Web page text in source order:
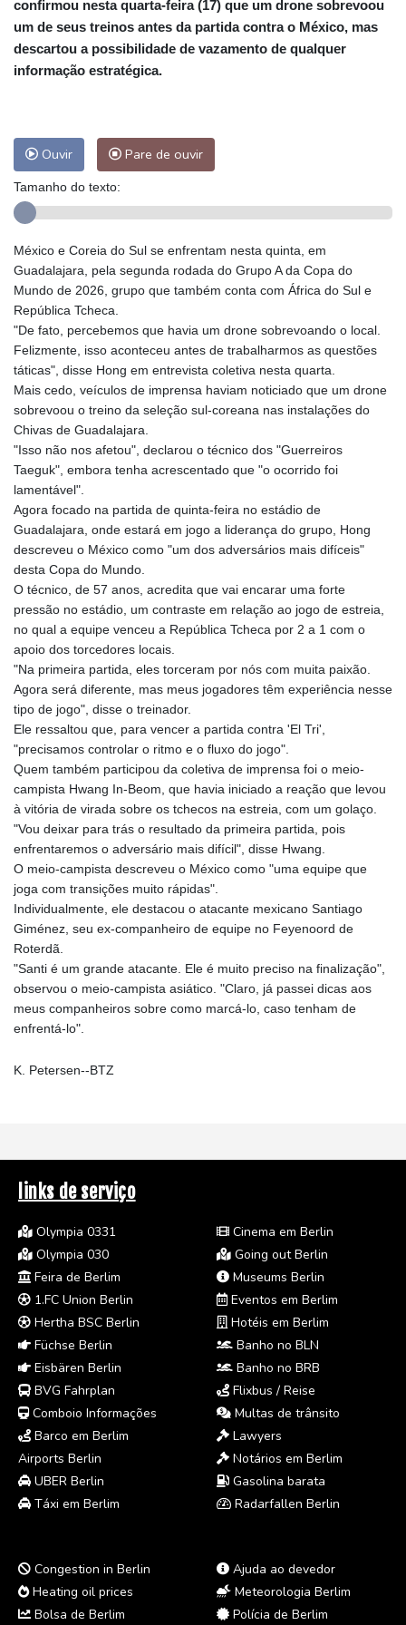
confirmou nesta quarta-feira (17) que um drone sobrevoou
um de seus treinos antes da partida contra o México, mas
descartou a possibilidade de vazamento de qualquer
informação estratégica.
Ouvir Pare de ouvir
Tamanho do texto:
México e Coreia do Sul se enfrentam nesta quinta, em
Guadalajara, pela segunda rodada do Grupo A da Copa do
Mundo de 2026, grupo que também conta com África do Sul e
República Tcheca.
"De fato, percebemos que havia um drone sobrevoando o local.
Felizmente, isso aconteceu antes de trabalharmos as questões
táticas", disse Hong em entrevista coletiva nesta quarta.
Mais cedo, veículos de imprensa haviam noticiado que um drone
sobrevoou o treino da seleção sul-coreana nas instalações do
Chivas de Guadalajara.
"Isso não nos afetou", declarou o técnico dos "Guerreiros
Taeguk", embora tenha acrescentado que "o ocorrido foi
lamentável".
Agora focado na partida de quinta-feira no estádio de
Guadalajara, onde estará em jogo a liderança do grupo, Hong
descreveu o México como "um dos adversários mais difíceis"
desta Copa do Mundo.
O técnico, de 57 anos, acredita que vai encarar uma forte
pressão no estádio, um contraste em relação ao jogo de estreia,
no qual a equipe venceu a República Tcheca por 2 a 1 com o
apoio dos torcedores locais.
"Na primeira partida, eles torceram por nós com muita paixão.
Agora será diferente, mas meus jogadores têm experiência nesse
tipo de jogo", disse o treinador.
Ele ressaltou que, para vencer a partida contra 'El Tri',
"precisamos controlar o ritmo e o fluxo do jogo".
Quem também participou da coletiva de imprensa foi o meio-
campista Hwang In-Beom, que havia iniciado a reação que levou
à vitória de virada sobre os tchecos na estreia, com um golaço.
"Vou deixar para trás o resultado da primeira partida, pois
enfrentaremos o adversário mais difícil", disse Hwang.
O meio-campista descreveu o México como "uma equipe que
joga com transições muito rápidas".
Individualmente, ele destacou o atacante mexicano Santiago
Giménez, seu ex-companheiro de equipe no Feyenoord de
Roterdã.
"Santi é um grande atacante. Ele é muito preciso na finalização",
observou o meio-campista asiático. "Claro, já passei dicas aos
meus companheiros sobre como marcá-lo, caso tenham de
enfrentá-lo".
K. Petersen--BTZ
links de serviço
Olympia 0331
Olympia 030
Feira de Berlim
1.FC Union Berlin
Hertha BSC Berlin
Füchse Berlin
Eisbären Berlin
BVG Fahrplan
Comboio Informações
Barco em Berlim
Airports Berlin
UBER Berlin
Táxi em Berlim
Cinema em Berlin
Going out Berlin
Museums Berlin
Eventos em Berlim
Hotéis em Berlim
Banho no BLN
Banho no BRB
Flixbus / Reise
Multas de trânsito
Lawyers
Notários em Berlim
Gasolina barata
Radarfallen Berlin
Congestion in Berlin
Heating oil prices
Bolsa de Berlim
Ajuda ao devedor
Meteorologia Berlim
Polícia de Berlim